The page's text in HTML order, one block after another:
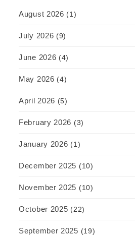
August 2026 (1)
July 2026 (9)
June 2026 (4)
May 2026 (4)
April 2026 (5)
February 2026 (3)
January 2026 (1)
December 2025 (10)
November 2025 (10)
October 2025 (22)
September 2025 (19)